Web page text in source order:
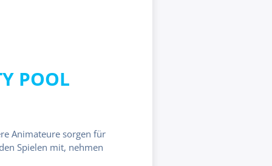
POOL
Animateure sorgen für
Spielen mit, nehmen